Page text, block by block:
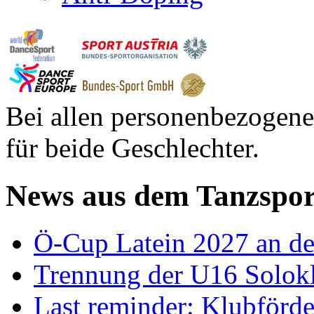
Bei allen
für beide Geschlechter.
News aus dem
Ö-Cup Latein 2027 an
Trennung der U16
Last reminder: